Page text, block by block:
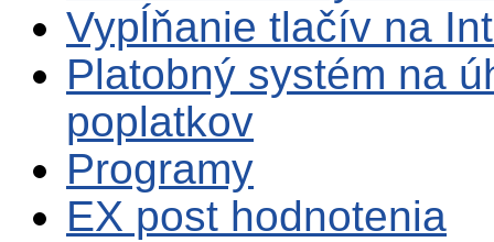
Vypĺňanie tlačív na
Platobný systém na
poplatkov
Programy
EX post hodnotenia